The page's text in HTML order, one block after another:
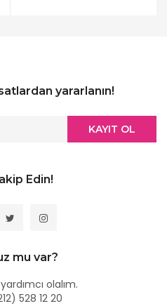
yararlanın!
KAYIT OL
Edin!
mu var?
yardımcı olalım.
528 12 20